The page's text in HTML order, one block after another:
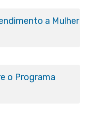
a Mulher
o Programa